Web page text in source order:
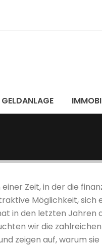
GELDANLAGE
Zeit, in der die
Möglichkeit, sich
in den letzten Jahren
wir die zahlreichen
zeigen auf, warum sie